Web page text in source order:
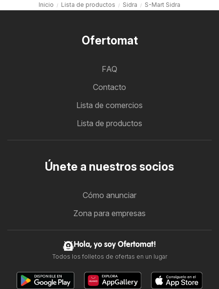
Inicio Lista de productos Sidra S-Mart Sidra
Ofertomat
FAQ
Contacto
Lista de comercios
Lista de productos
Únete a nuestros socios
Cómo anunciar
Zona para empresas
Hola, yo soy Ofertomat!
Todos los folletos de ofertas en un lugar